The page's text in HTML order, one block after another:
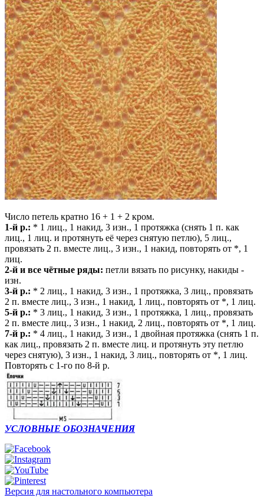
Число петель кратно 16 + 1 + 2 кром.
1-й р.: * 1 лиц., 1 накид, 3 изн., 1 протяжка (снять 1 п. как
лиц., 1 лиц. и протянуть её через снятую петлю), 5 лиц.,
провязать 2 п. вместе лиц., 3 изн., 1 накид, повторять от *, 1
лиц.
2-й и все чётные ряды: петли вязать по рисунку, накиды -
изн.
3-й р.: * 2 лиц., 1 накид, 3 изн., 1 протяжка, 3 лиц., провязать
2 п. вместе лиц., 3 изн., 1 накид, 1 лиц., повторять от *, 1 лиц.
5-й р.: * 3 лиц., 1 накид, 3 изн., 1 протяжка, 1 лиц., провязать
2 п. вместе лиц., 3 изн., 1 накид, 2 лиц., повторять от *, 1 лиц.
7-й р.: * 4 лиц., 1 накид, 3 изн., 1 двойная протяжка (снять 1 п.
как лиц., провязать 2 п. вместе лиц. и протянуть эту петлю
через снятую), 3 изн., 1 накид, 3 лиц., повторять от *, 1 лиц.
Повторять с 1-го по 8-й р.
УСЛОВНЫЕ ОБОЗНАЧЕНИЯ
Версия для настольного компьютера